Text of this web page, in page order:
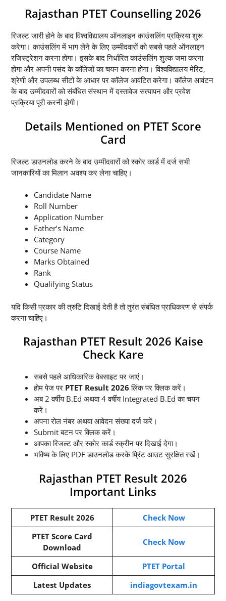
Rajasthan PTET Counselling 2026
रिजल्ट जारी होने के बाद विश्वविद्यालय ऑनलाइन काउंसलिंग प्रक्रिया शुरू
करेगा। काउंसलिंग में भाग लेने के लिए उम्मीदवारों को सबसे पहले ऑनलाइन
रजिस्ट्रेशन करना होगा। इसके बाद निर्धारित काउंसलिंग शुल्क जमा करना
होगा और अपनी पसंद के कॉलेजों का चयन करना होगा। विश्वविद्यालय मेरिट,
श्रेणी और उपलब्ध सीटों के आधार पर कॉलेज आवंटित करेगा। कॉलेज आवंटन
के बाद उम्मीदवारों को संबंधित संस्थान में दस्तावेज सत्यापन और प्रवेश
प्रक्रिया पूरी करनी होगी।
Details Mentioned on PTET Score
Card
रिजल्ट डाउनलोड करने के बाद उम्मीदवारों को स्कोर कार्ड में दर्ज सभी
जानकारियों का मिलान अवश्य कर लेना चाहिए।
Candidate Name
Roll Number
Application Number
Father’s Name
Category
Course Name
Marks Obtained
Rank
Qualifying Status
यदि किसी प्रकार की त्रुटि दिखाई देती है तो तुरंत संबंधित प्राधिकरण से संपर्क
करना चाहिए।
Rajasthan PTET Result 2026 Kaise
Check Kare
सबसे पहले आधिकारिक वेबसाइट पर जाएं।
होम पेज पर PTET Result 2026 लिंक पर क्लिक करें।
अब 2 वर्षीय B.Ed अथवा 4 वर्षीय Integrated B.Ed का चयन
करें।
अपना रोल नंबर अथवा आवेदन संख्या दर्ज करें।
Submit बटन पर क्लिक करें।
आपका रिजल्ट और स्कोर कार्ड स्क्रीन पर दिखाई देगा।
भविष्य के लिए PDF डाउनलोड करके प्रिंट आउट सुरक्षित रखें।
Rajasthan PTET Result 2026
Important Links
PTET Result 2026
Check Now
PTET Score Card
Download
Check Now
Official Website
PTET Portal
Latest Updates
indiagovtexam.in